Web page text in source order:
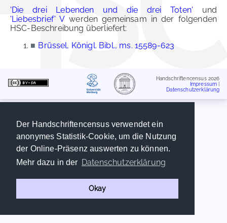
Der Handschriftencensus verwendet ein
anonymes Statistik-Cookie, um die Nutzung
der Online-Präsenz auswerten zu können.
Mehr dazu in der Datenschutzerklärung
Okay
'Die drei Lebenden und die drei Toten' und
'Liebesbrief' V werden gemeinsam in der folgenden
HSC-Beschreibung überliefert:
■ Brüssel, Königl. Bibl., ms. 15589-623
Handschriftencensus 2026
Impressum
Datenschutzerklärung